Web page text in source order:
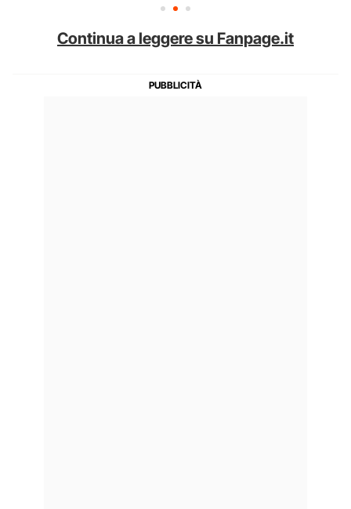
Continua a leggere su Fanpage.it